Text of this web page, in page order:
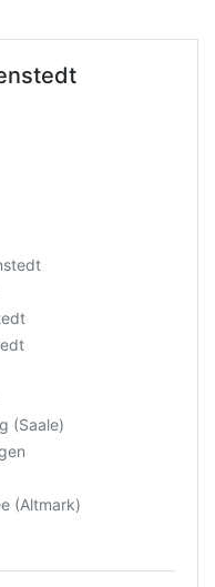
(Saale)
(Altmark)